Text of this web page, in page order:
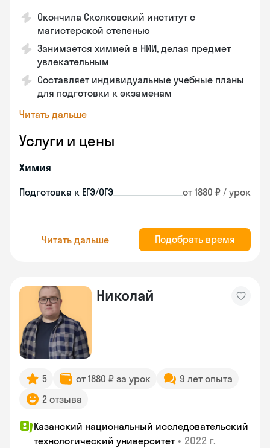
Окончила Сколковский институт с
магистерской степенью
Занимается химией в НИИ, делая предмет
увлекательным
Составляет индивидуальные учебные планы
для подготовки к экзаменам
Читать дальше
Услуги и цены
Химия
Подготовка к ЕГЭ/ОГЭ от 1880 ₽ / урок
Читать дальше Подобрать время
Николай
5 от 1880 ₽ за урок
9 лет опыта
2 отзыва
Казанский национальный исследовательский
технологический университет • 2022 г.